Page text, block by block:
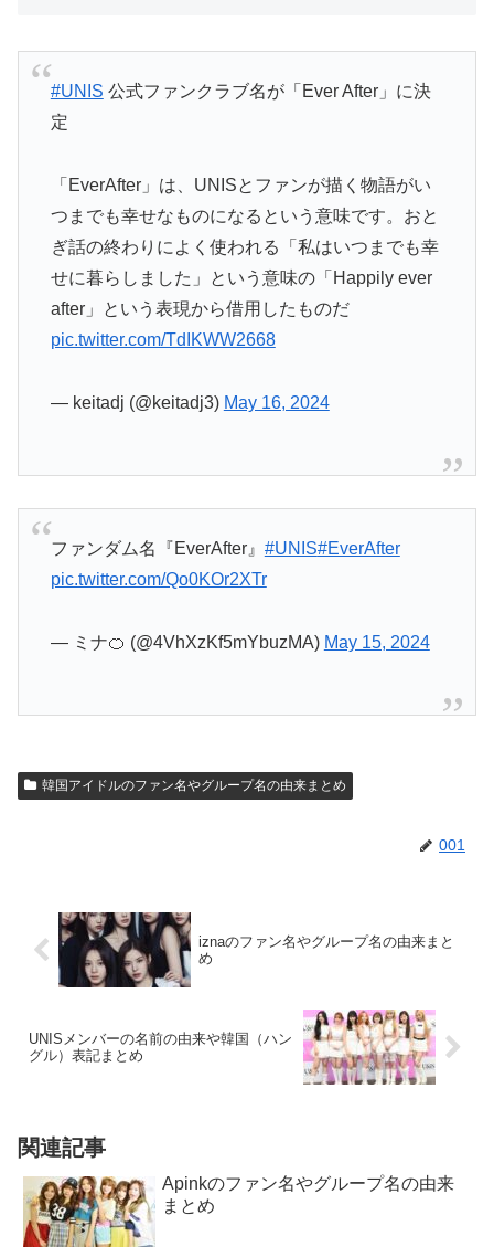
#UNIS 公式ファンクラブ名が「Ever After」に決
定
「EverAfter」は、UNISとファンが描く物語がい
つまでも幸せなものになるという意味です。おと
ぎ話の終わりによく使われる「私はいつまでも幸
せに暮らしました」という意味の「Happily ever
after」という表現から借用したものだ
pic.twitter.com/TdIKWW2668
— keitadj (@keitadj3) May 16, 2024
ファンダム名『EverAfter』 #UNIS#EverAfter
pic.twitter.com/Qo0KOr2XTr
— ミナ🍊 (@4VhXzKf5mYbuzMA) May 15, 2024
韓国アイドルのファン名やグループ名の由来まとめ
001
iznaのファン名やグループ名の由来まと
め
UNISメンバーの名前の由来や韓国（ハン
グル）表記まとめ
関連記事
Apinkのファン名やグループ名の由来
まとめ